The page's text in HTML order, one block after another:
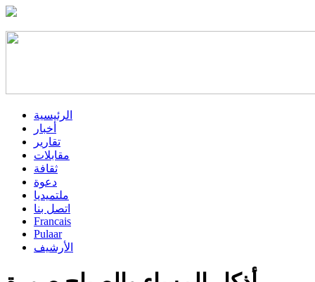
الرئيسية
أخبار
تقارير
مقابلات
ثقافة
دعوة
ملتميديا
اتصل بنا
Francais
Pulaar
الأرشيف